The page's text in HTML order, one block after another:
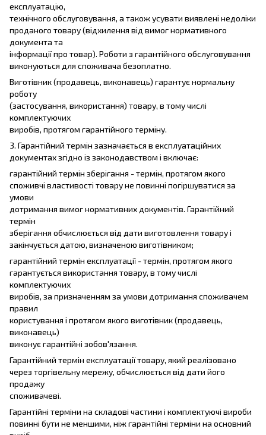
експлуатацію,
технічного обслуговування, а також усувати виявлені недоліки
проданого товару (відхилення від вимог нормативного
документа та
інформації про товар). Роботи з гарантійного обслуговування
виконуються для споживача безоплатно.
Виготівник (продавець, виконавець) гарантує нормальну
роботу
(застосування, використання) товару, в тому числі
комплектуючих
виробів, протягом гарантійного терміну.
3. Гарантійний термін зазначається в експлуатаційних
документах згідно із законодавством і включає:
гарантійний термін зберігання - термін, протягом якого
споживчі властивості товару не повинні погіршуватися за
умови
дотримання вимог нормативних документів. Гарантійний
термін
зберігання обчислюється від дати виготовлення товару і
закінчується датою, визначеною виготівником;
гарантійний термін експлуатації - термін, протягом якого
гарантується використання товару, в тому числі
комплектуючих
виробів, за призначенням за умови дотримання споживачем
правил
користування і протягом якого виготівник (продавець,
виконавець)
виконує гарантійні зобов'язання.
Гарантійний термін експлуатації товару, який реалізовано
через торгівельну мережу, обчислюється від дати його
продажу
споживачеві.
Гарантійні терміни на складові частини і комплектуючі вироби
повинні бути не меншими, ніж гарантійні терміни на основний